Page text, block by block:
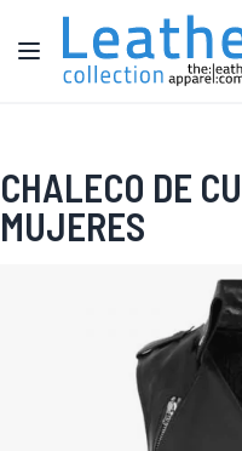
Ir al contenido
Toggle Nav
CHALECO DE
MUJERES